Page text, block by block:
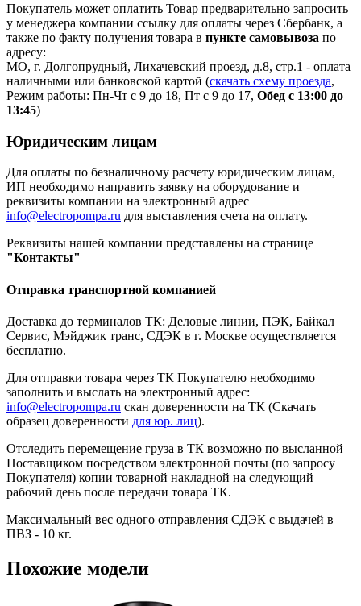
Покупатель может оплатить Товар предварительно запросить
у менеджера компании ссылку для оплаты через Сбербанк, а
также по факту получения товара в пункте самовывоза по
адресу:
МО, г. Долгопрудный, Лихачевский проезд, д.8, стр.1 - оплата
наличными или банковской картой (скачать схему проезда,
Режим работы: Пн-Чт с 9 до 18, Пт с 9 до 17, Обед с 13:00 до
13:45)
Юридическим лицам
Для оплаты по безналичному расчету юридическим лицам,
ИП необходимо направить заявку на оборудование и
реквизиты компании на электронный адрес
info@electropompa.ru для выставления счета на оплату.
Реквизиты нашей компании представлены на странице
"Контакты"
Отправка транспортной компанией
Доставка до терминалов ТК: Деловые линии, ПЭК, Байкал
Сервис, Мэйджик транс, СДЭК в г. Москве осуществляется
бесплатно.
Для отправки товара через ТК Покупателю необходимо
заполнить и выслать на электронный адрес:
info@electropompa.ru скан доверенности на ТК (Скачать
образец доверенности для юр. лиц).
Отследить перемещение груза в ТК возможно по высланной
Поставщиком посредством электронной почты (по запросу
Покупателя) копии товарной накладной на следующий
рабочий день после передачи товара ТК.
Максимальный вес одного отправления СДЭК с выдачей в
ПВЗ - 10 кг.
Похожие модели